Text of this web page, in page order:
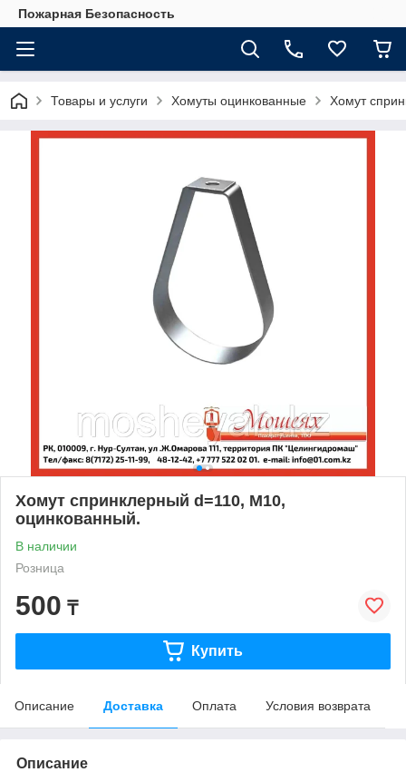
Пожарная Безопасность
Товары и услуги Хомуты оцинкованные Хомут
Хомут спринклерный d=110, М10,
оцинкованный.
В наличии
Розница
500 ₸
Купить
Описание Доставка Оплата Условия возврата
Описание